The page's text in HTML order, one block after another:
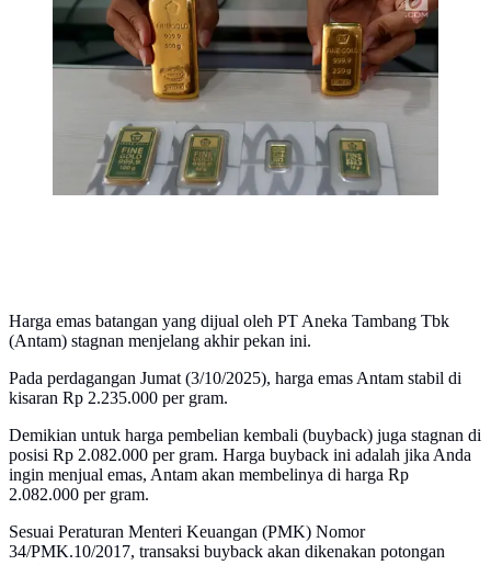
Emas Antam di Jakarta, Jumat (5/10). Pada
perdagangan Kamis 4 Oktober 2018, harga emas
Antam berada di posisi Rp 665 ribu per gram.
(Liputan6.com/Angga Yuniar)
Harga emas batangan yang dijual oleh PT Aneka Tambang Tbk
(Antam) stagnan menjelang akhir pekan ini.
Pada perdagangan Jumat (3/10/2025), harga emas Antam stabil di
kisaran Rp 2.235.000 per gram.
Demikian untuk harga pembelian kembali (buyback) juga stagnan di
posisi Rp 2.082.000 per gram. Harga buyback ini adalah jika Anda
ingin menjual emas, Antam akan membelinya di harga Rp
2.082.000 per gram.
Sesuai Peraturan Menteri Keuangan (PMK) Nomor
34/PMK.10/2017, transaksi buyback akan dikenakan potongan